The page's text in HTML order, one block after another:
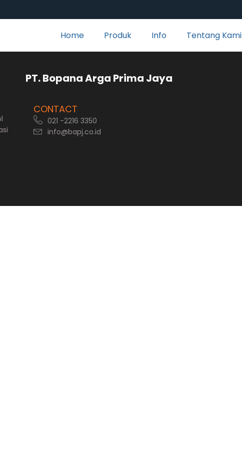
Home Produk Info Tentang Kami
Prima Jaya
CONTACT
021 -2216 3350
info@bapj.co.id